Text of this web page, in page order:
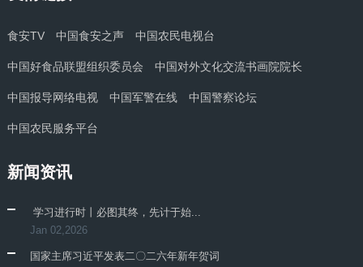
食安TV 中国食安之声 中国农民电视台
中国好食品联盟组织委员会 中国对外文化交流书画院院长
中国报导网络电视 中国军警在线 中国警察论坛
中国农民服务平台
新闻资讯
​ 学习进行时丨必图其终，先计于始...
Jan 02,2026
国家主席习近平发表二〇二六年新年贺词